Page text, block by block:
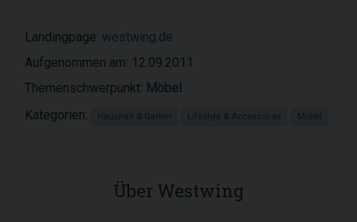
Landingpage: westwing.de
Aufgenommen am: 12.09.2011
Themenschwerpunkt: Möbel
Kategorien:
Haushalt & Garten Lifestyle & Accessoires Möbel
Über Westwing